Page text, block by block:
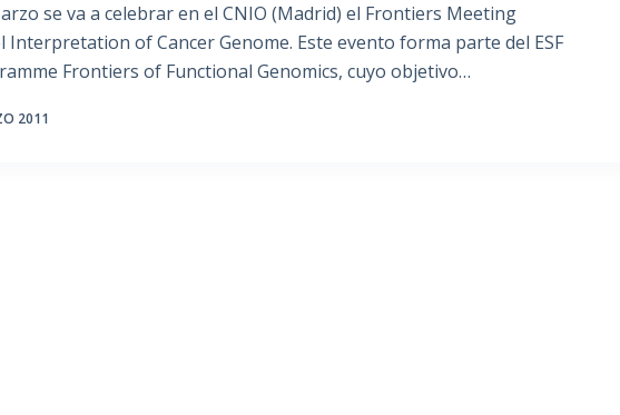
se va a celebrar en el CNIO (Madrid) el Frontiers Meeting
Interpretation of Cancer Genome. Este evento forma parte del ESF
Frontiers of Functional Genomics, cuyo objetivo…
2011